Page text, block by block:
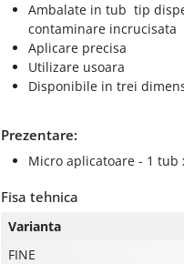
Ambalate in tub tip
contaminare incrucisata
Aplicare precisa
Utilizare usoara
Disponibile in trei
Prezentare:
Micro aplicatoare - 1 tub
Fisa tehnica
Varianta
FINE